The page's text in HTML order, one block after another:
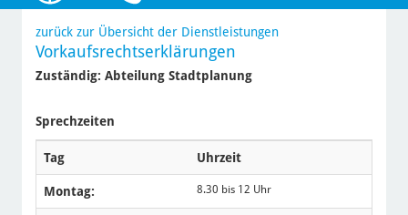
zurück zur Übersicht der Dienstleistungen
Vorkaufsrechtserklärungen
Zuständig: Abteilung Stadtplanung
Sprechzeiten
Tag Uhrzeit
Montag: 8.30 bis 12 Uhr